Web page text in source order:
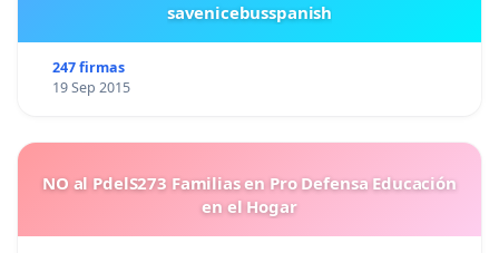
savenicebusspanish
247 firmas
19 Sep 2015
NO al PdelS273 Familias en Pro Defensa Educación
en el Hogar